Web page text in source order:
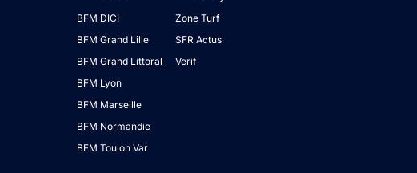
BFM DICI
BFM Grand Lille
BFM Grand Littoral
BFM Lyon
BFM Marseille
BFM Normandie
BFM Toulon Var
Zone Turf
SFR Actus
Verif